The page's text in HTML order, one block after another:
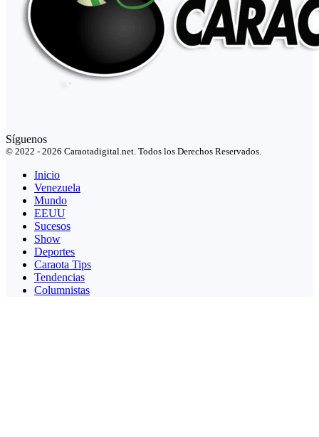
Síguenos
© 2022 - 2026 Caraotadigital.net. Todos los Derechos Reservados.
Inicio
Venezuela
Mundo
EEUU
Sucesos
Show
Deportes
Caraota Tips
Tendencias
Columnistas